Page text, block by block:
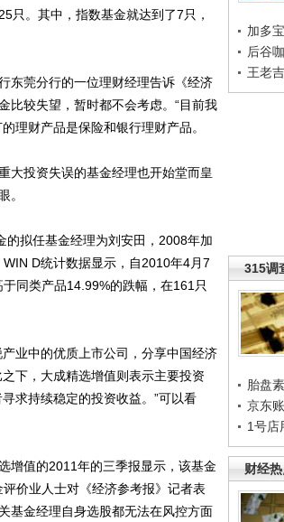
加多
后谷
王老
315调
胎盘
京东
1号店
财经
只。其中，指数基金就达到了7只，
莞分行的一位理财经理告诉《经济
比较失望，暂时都不会考虑。“目前我
理财产品是保险和银行理财产品。
投资失误的基金经理也开始堂而皇
。
拟任基金经理为刘安田，2008年加
D统计数据显示，自2010年4月7
同类产品14.99%的跌幅，在161只
业中的优质上市公司，分享中国经济
下，大成精选增值则表示主要投资
求持续稳定的投资收益。”可以看
值的2011年的三季报显示，该基金
价业人士对《经济参考报》记者表
基金经理自身选股都无法在风控方面